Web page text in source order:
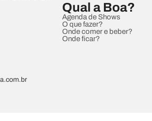
Qual a Boa?
Agenda de Shows
O que fazer?
Onde comer e beber?
Onde ficar?